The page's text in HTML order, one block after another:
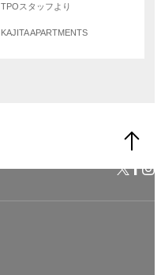
TPOスタッフより
KAJITA APARTMENTS